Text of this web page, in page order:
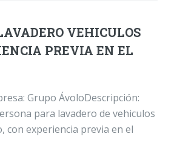
VEHICULOS
PREVIA EN EL
Grupo ÁvoloDescripción:
para lavadero de vehiculos
con experiencia previa en el